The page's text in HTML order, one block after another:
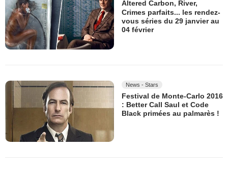
Altered Carbon, River,
Crimes parfaits... les rendez-
vous séries du 29 janvier au
04 février
News - Stars
Festival de Monte-Carlo 2016
: Better Call Saul et Code
Black primées au palmarès !